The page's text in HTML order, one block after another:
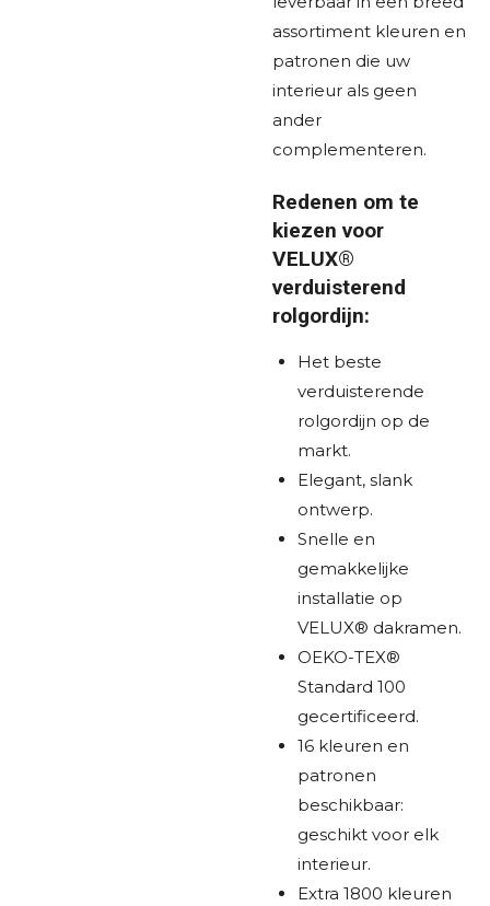
assortiment kleuren en
patronen die uw
interieur als geen
ander
complementeren.
Redenen om te
kiezen voor
VELUX®
verduisterend
rolgordijn:
Het beste
verduisterende
rolgordijn op de
markt.
Elegant, slank
ontwerp.
Snelle en
gemakkelijke
installatie op
VELUX® dakramen.
OEKO-TEX®
Standard 100
gecertificeerd.
16 kleuren en
patronen
beschikbaar:
geschikt voor elk
interieur.
Extra 1800 kleuren